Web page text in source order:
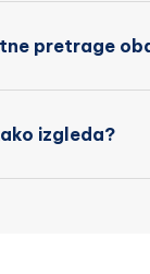
pretrage
izgleda?